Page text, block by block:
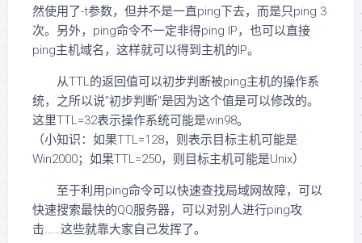
然使用了-t参数，但并不是一直ping下去，而是只ping 3
次。另外，ping命令不一定非得ping IP，也可以直接
ping主机域名，这样就可以得到主机的IP。
从TTL的返回值可以初步判断被ping主机的操作系
统，之所以说"初步判断"是因为这个值是可以修改的。
这里TTL=32表示操作系统可能是win98。
（小知识：如果TTL=128，则表示目标主机可能是
Win2000；如果TTL=250，则目标主机可能是Unix）
至于利用ping命令可以快速查找局域网故障，可以
快速搜索最快的QQ服务器，可以对别人进行ping攻
击……这些就靠大家自己发挥了。